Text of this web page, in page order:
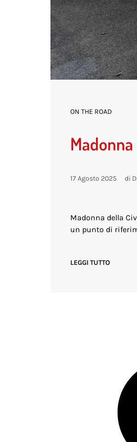
ON THE ROAD
17 Agosto 2025 di
Madonna della
un punto di
LEGGI TUTTO